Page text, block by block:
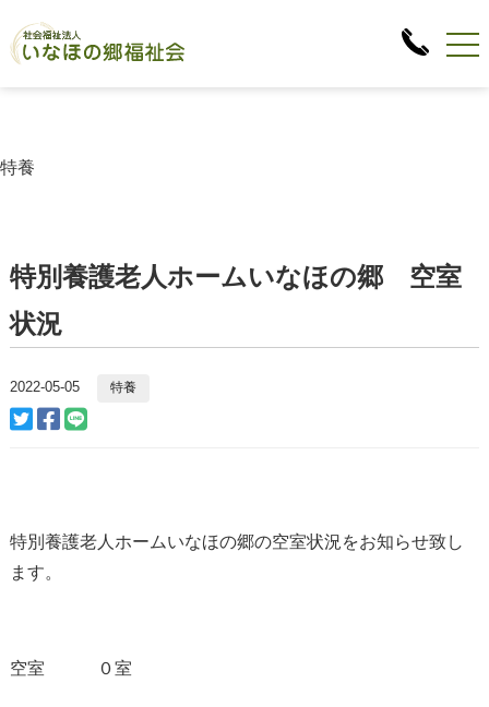
特養
特別養護老人ホームいなほの郷 空室
状況
2022-05-05 特養
特別養護老人ホームいなほの郷の空室状況をお知らせ致し
ます。
空室 ０室